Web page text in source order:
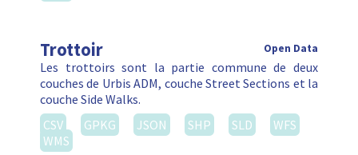
Trottoir Open Data
Les trottoirs sont la partie commune de deux
couches de Urbis ADM, couche Street Sections et la
couche Side Walks.
CSV
GPKG JSON SHP SLD
WFS
WMS